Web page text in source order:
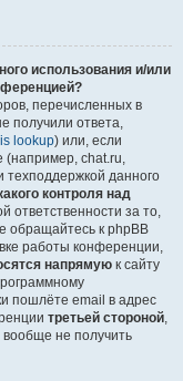
использования и/или
перечисленных в
получили ответа,
lookup) или, если
(например, chat.ru,
техподдержкой данного
контроля над
ответственности за то,
обращайтесь к phpBB
работы конференции,
напрямую к сайту
пошлёте email в адрес
третьей стороной,
не получить